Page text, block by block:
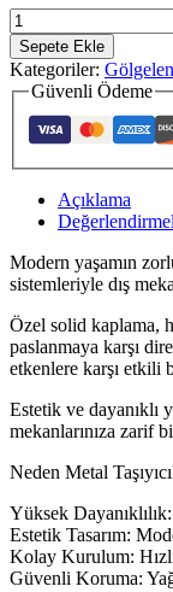
Oval
Solid
Sundurma
-
Paslanmaz
Taşıyıcılı
Desteksiz
Solid
Sundurma
Sepete Ekle
Kategoriler:
Güvenli Ödeme
Açıklama
Modern yaşamın
sistemleriyle dış
Özel solid kaplama,
paslanmaya karşı
etkenlere karşı etkili
Estetik ve dayanıklı
mekanlarınıza zarif
Neden Metal
Yüksek
Estetik Tasarım:
Kolay Kurulum:
Güvenli Koruma: